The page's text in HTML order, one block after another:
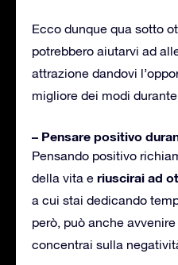
Ecco dunque qua sotto
potrebbero aiutarvi ad
attrazione dandovi
migliore dei modi
– Pensare positivo
Pensando positivo
della vita e riuscirai ad
a cui stai dedicando
però, può anche
concentrai sulla